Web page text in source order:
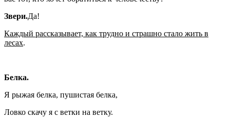
Звери.Да!
Каждый рассказывает, как трудно и страшно стало жить в
лесах.
Белка.
Я рыжая белка, пушистая белка,
Ловко скачу я с ветки на ветку.